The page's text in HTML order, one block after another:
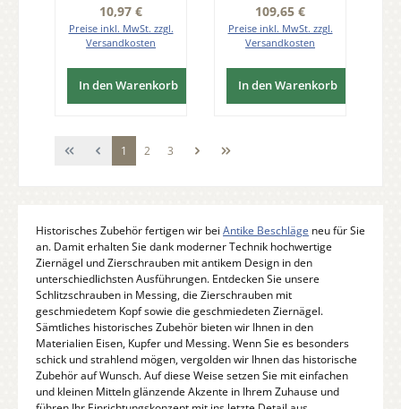
Regulärer Preis:
10,97 €
Preise inkl. MwSt. zzgl.
Versandkosten
In den Warenkorb
Regulärer Preis:
109,65 €
Preise inkl. MwSt. zzgl.
Versandkosten
In den Warenkorb
Seite
1 Seite
2 Seite
3
Historisches Zubehör fertigen wir bei Antike Beschläge neu für Sie
an. Damit erhalten Sie dank moderner Technik hochwertige
Ziernägel und Zierschrauben mit antikem Design in den
unterschiedlichsten Ausführungen. Entdecken Sie unsere
Schlitzschrauben in Messing, die Zierschrauben mit
geschmiedetem Kopf sowie die geschmiedeten Ziernägel.
Sämtliches historisches Zubehör bieten wir Ihnen in den
Materialien Eisen, Kupfer und Messing. Wenn Sie es besonders
schick und strahlend mögen, vergolden wir Ihnen das historische
Zubehör auf Wunsch. Auf diese Weise setzen Sie mit einfachen
und kleinen Mitteln glänzende Akzente in Ihrem Zuhause und